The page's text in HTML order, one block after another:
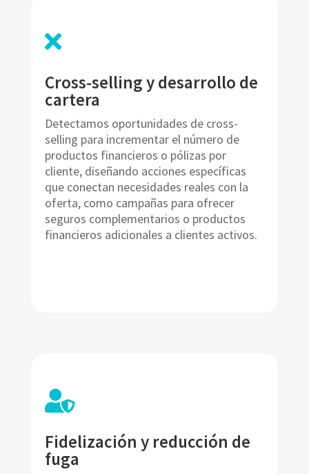

Cross-selling y desarrollo de
cartera
Detectamos oportunidades de cross-
selling para incrementar el número de
productos financieros o pólizas por
cliente, diseñando acciones específicas
que conectan necesidades reales con la
oferta, como campañas para ofrecer
seguros complementarios o productos
financieros adicionales a clientes activos.

Fidelización y reducción de
fuga